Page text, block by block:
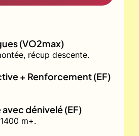
(VO2max)
récup descente.
+ Renforcement (EF)
dénivelé (EF)
m+.